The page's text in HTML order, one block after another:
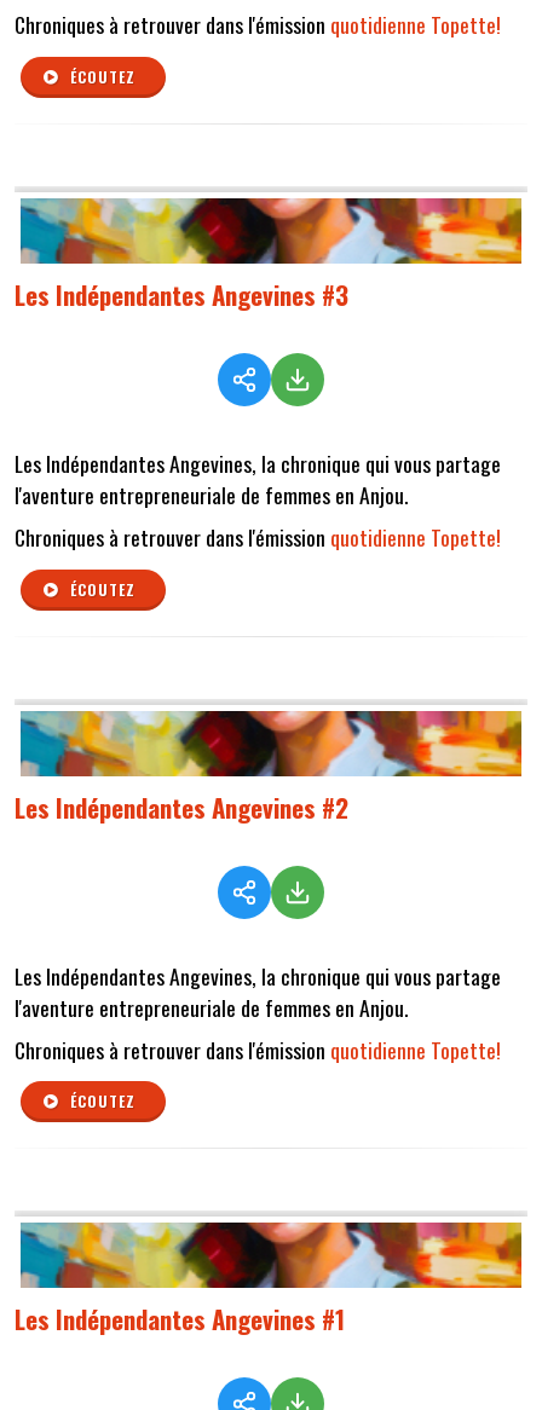
Chroniques à retrouver dans l'émission quotidienne Topette!
ÉCOUTEZ
Les Indépendantes Angevines #3
Les Indépendantes Angevines, la chronique qui vous partage
l'aventure entrepreneuriale de femmes en Anjou.
Chroniques à retrouver dans l'émission quotidienne Topette!
ÉCOUTEZ
Les Indépendantes Angevines #2
Les Indépendantes Angevines, la chronique qui vous partage
l'aventure entrepreneuriale de femmes en Anjou.
Chroniques à retrouver dans l'émission quotidienne Topette!
ÉCOUTEZ
Les Indépendantes Angevines #1